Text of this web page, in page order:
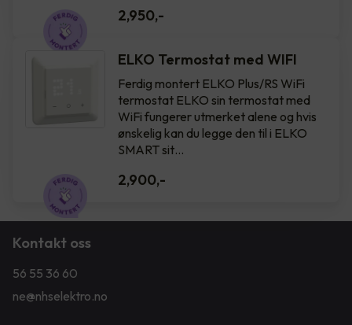
2,950,-
ELKO Termostat med WIFI
Ferdig montert ELKO Plus/RS WiFi
termostat ELKO sin termostat med
WiFi fungerer utmerket alene og hvis
ønskelig kan du legge den til i ELKO
SMART sit…
2,900,-
Kontakt oss
56 55 36 60
ne@nhselektro.no